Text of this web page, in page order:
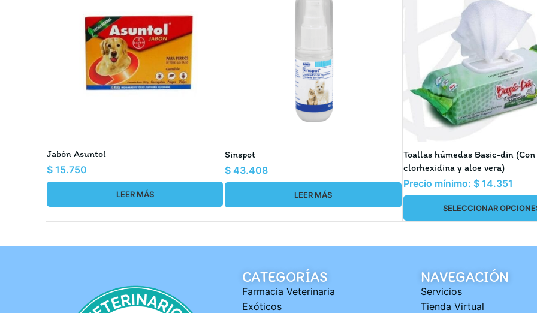
Jabón Asuntol
$ 15.750
LEER MÁS
Sinspot
$ 43.408
LEER MÁS
Toallas húmedas Basic-din (Con
clorhexidina y aloe vera)
Precio mínimo: $ 14.351
SELECCIONAR
CATEGORÍAS
Farmacia Veterinaria
Exóticos
NAVEGACIÓN
Servicios
Tienda Virtual